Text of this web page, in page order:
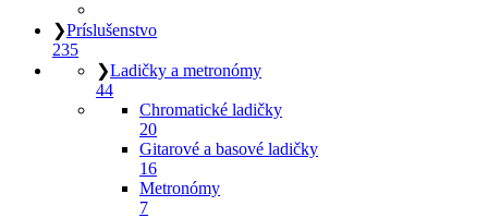
❯Príslušenstvo
235
❯Ladičky a metronómy
44
Chromatické ladičky
20
Gitarové a basové ladičky
16
Metronómy
7